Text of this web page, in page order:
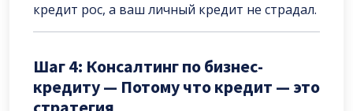
кредит рос, а ваш личный кредит не страдал.
Шаг 4: Консалтинг по бизнес-
кредиту — Потому что кредит — это